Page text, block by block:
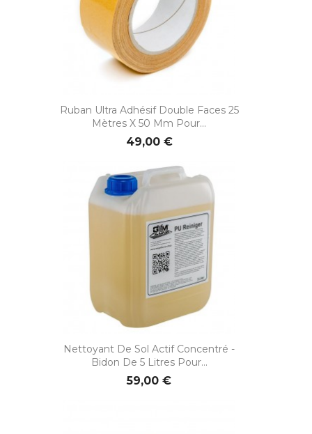
Ruban Ultra Adhésif Double Faces 25
Mètres X 50 Mm Pour...
49,00 €
Nettoyant De Sol Actif Concentré -
Bidon De 5 Litres Pour...
59,00 €